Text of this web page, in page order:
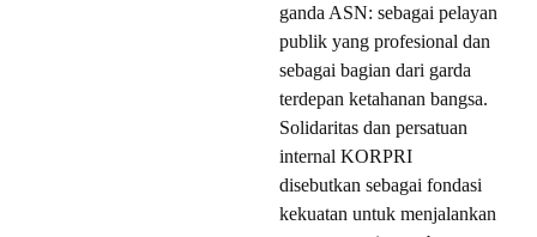
ganda ASN: sebagai pelayan
publik yang profesional dan
sebagai bagian dari garda
terdepan ketahanan bangsa.
Solidaritas dan persatuan
internal KORPRI
disebutkan sebagai fondasi
kekuatan untuk menjalankan